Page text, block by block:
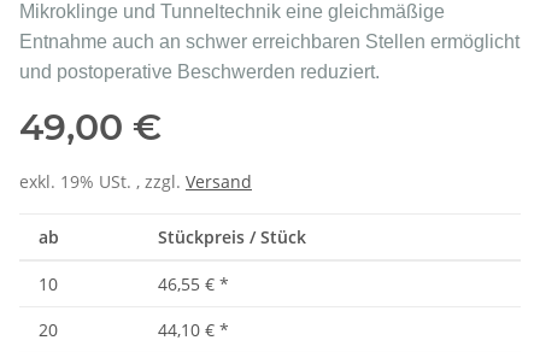
Mikroklinge und Tunneltechnik eine gleichmäßige
Entnahme auch an schwer erreichbaren Stellen ermöglicht
und postoperative Beschwerden reduziert.
49,00 €
exkl. 19% USt. , zzgl. Versand
ab Stückpreis / Stück
10 46,55 € *
20
44,10 € *